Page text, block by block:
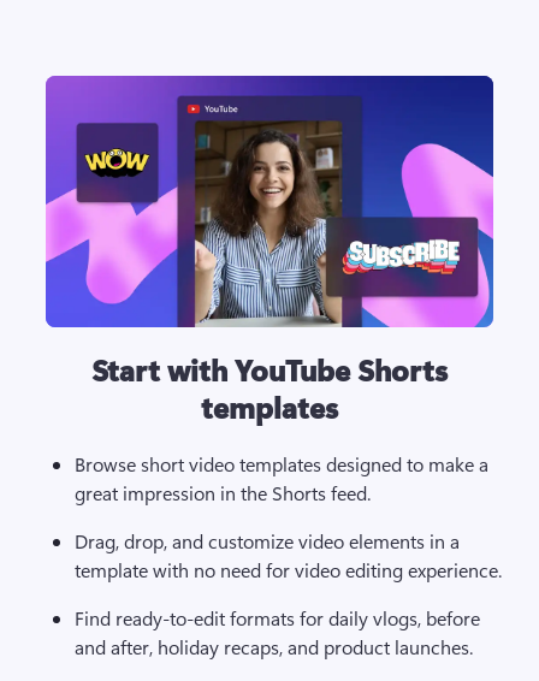
Start with YouTube Shorts
templates
Browse short video templates designed to make a
great impression in the Shorts feed.
Drag, drop, and customize video elements in a
template with no need for video editing experience.
Find ready-to-edit formats for daily vlogs, before
and after, holiday recaps, and product launches.